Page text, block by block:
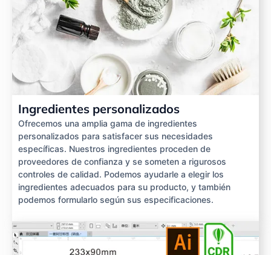
Ingredientes personalizados
Ofrecemos una amplia gama de ingredientes
personalizados para satisfacer sus necesidades
específicas. Nuestros ingredientes proceden de
proveedores de confianza y se someten a rigurosos
controles de calidad. Podemos ayudarle a elegir los
ingredientes adecuados para su producto, y también
podemos formularlo según sus especificaciones.